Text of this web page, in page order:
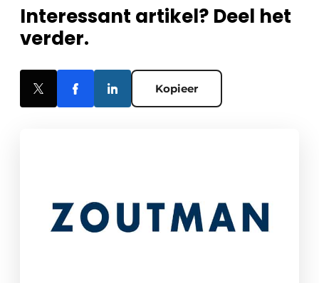
Interessant artikel? Deel het
verder.
Kopieer